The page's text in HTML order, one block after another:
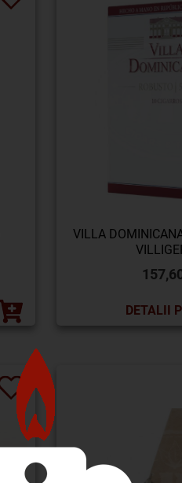
VILLA
DETALII